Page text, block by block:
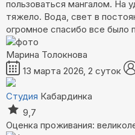
пользоваться мангалом. На
тяжело. Вода, свет в
огромное спасибо все было
Марина Толокнова
13 марта 2026, 2 суток
Студия Кабардинка
9,7
Оценка проживания: